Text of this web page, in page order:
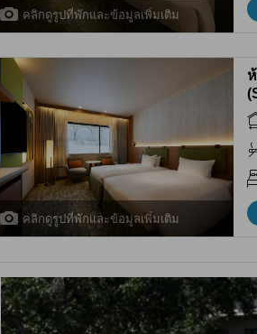
คลิกดูรูปที่พักและข้อมูลเพิ่มเติม
คลิกดูรูปที่พักและข้อมูลเพิ่มเติม